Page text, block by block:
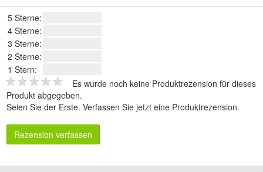
5 Sterne:
4 Sterne:
3 Sterne:
2 Sterne:
1 Stern:
Es wurde noch keine Produktrezension für dieses
Produkt abgegeben.
Seien Sie der Erste. Verfassen Sie jetzt eine Produktrezension.
Rezension verfassen